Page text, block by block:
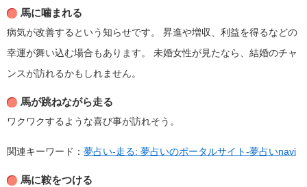
馬に噛まれる
病気が改善するという知らせです。
昇進や増収、利益を得るなどの
幸運が舞い込む場合もあります。
未婚女性が見たなら、結婚のチャ
ンスが訪れるかもしれません。
馬が跳ねながら走る
ワクワクするような喜び事が訪れそう。
関連キーワード： 夢占い-走る: 夢占いのポータルサイト-夢占いnavi
馬に鞍をつける